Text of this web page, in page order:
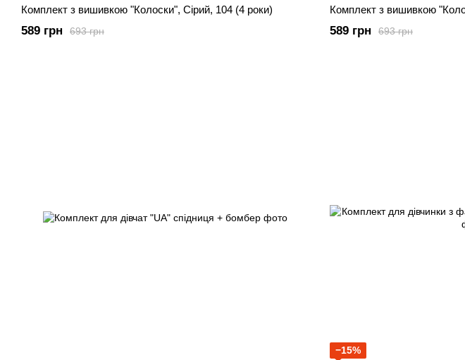
Комплект з вишивкою "Колоски", Сірий, 104 (4 роки)
693 грн
589 грн
Комплект з вишивкою
693 грн
589 грн
−15%